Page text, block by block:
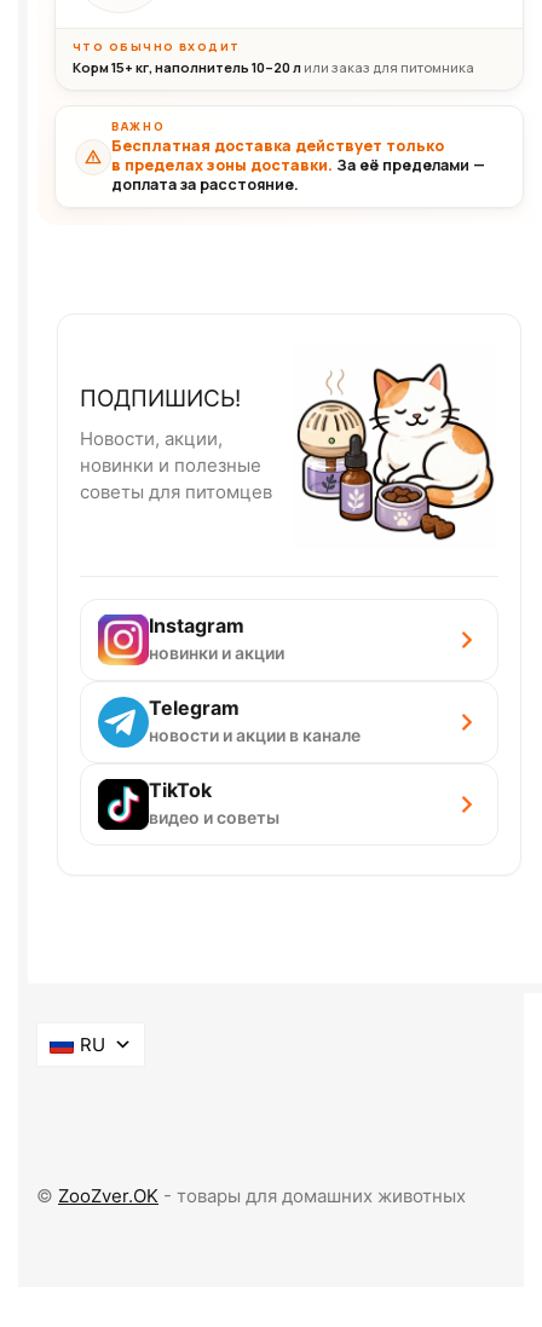
ЧТО ОБЫЧНО ВХОДИТ
Корм 15+ кг, наполнитель 10–20 л или заказ для питомника
ВАЖНО
Бесплатная доставка действует только
в пределах зоны доставки. За её пределами —
доплата за расстояние.
ПОДПИШИСЬ!
Новости, акции,
новинки и полезные
советы для питомцев
Instagram
новинки и акции
Telegram
новости и акции в канале
TikTok
видео и советы
RU
© ZooZver.OK - товары для домашних животных